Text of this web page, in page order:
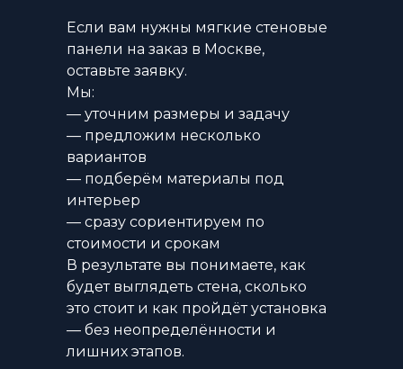
Если вам нужны мягкие стеновые
панели на заказ в Москве,
оставьте заявку.
Мы:
— уточним размеры и задачу
— предложим несколько
вариантов
— подберём материалы под
интерьер
— сразу сориентируем по
стоимости и срокам
В результате вы понимаете, как
будет выглядеть стена, сколько
это стоит и как пройдёт установка
— без неопределённости и
лишних этапов.